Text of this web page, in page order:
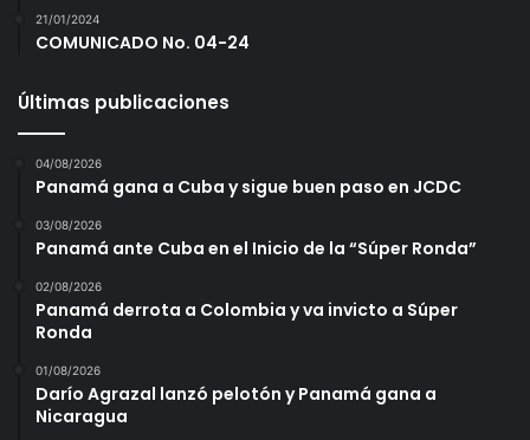
21/01/2024
COMUNICADO No. 04-24
Últimas publicaciones
04/08/2026
Panamá gana a Cuba y sigue buen paso en JCDC
03/08/2026
Panamá ante Cuba en el Inicio de la “Súper Ronda”
02/08/2026
Panamá derrota a Colombia y va invicto a Súper
Ronda
01/08/2026
Darío Agrazal lanzó pelotón y Panamá gana a
Nicaragua